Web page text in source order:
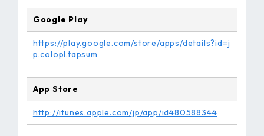
Google Play
https://play.google.com/store/apps/details?id=j
p.colopl.tapsum
App Store
http://itunes.apple.com/jp/app/id480588344